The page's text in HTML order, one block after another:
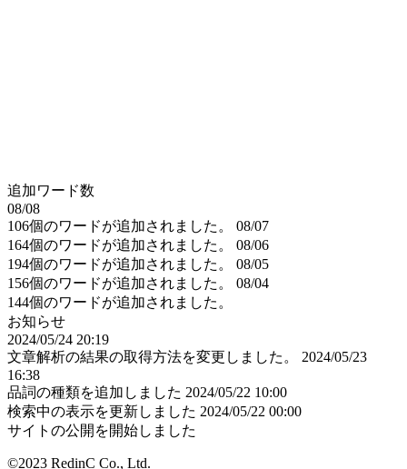
追加ワード数
08/08
106個のワードが追加されました。
08/07
164個のワードが追加されました。
08/06
194個のワードが追加されました。
08/05
156個のワードが追加されました。
08/04
144個のワードが追加されました。
お知らせ
2024/05/24 20:19
文章解析の結果の取得方法を変更しました。
2024/05/23
16:38
品詞の種類を追加しました 2024/05/22 10:00
検索中の表示を更新しました 2024/05/22 00:00
サイトの公開を開始しました
©2023 RedinC Co., Ltd.